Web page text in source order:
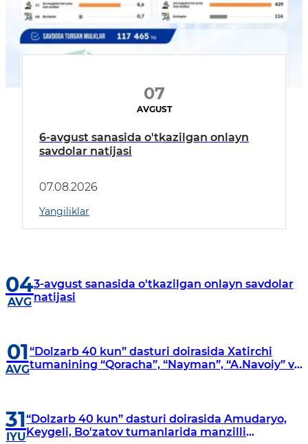
07
AVGUST
6-avgust sanasida o'tkazilgan onlayn
savdolar natijasi
07.08.2026
Yangiliklar
04
AVG
3-avgust sanasida o'tkazilgan onlayn savdolar
natijasi
01
AVG
“Dolzarb 40 kun” dasturi doirasida Xatirchi
tumanining “Qoracha”, “Nayman”, “A.Navoiy” va
31
IYU
“Dolzarb 40 kun” dasturi doirasida Amudaryo,
Keygeli, Bo'zatov tumanlarida manzilli